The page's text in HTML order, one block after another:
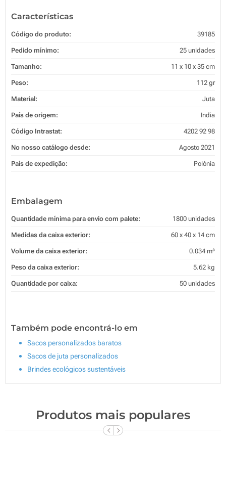
Características
Código do produto: 39185
Pedido mínimo: 25 unidades
Tamanho: 11 x 10 x 35 cm
Peso: 112 gr
Material: Juta
País de origem: India
Código Intrastat: 4202 92 98
No nosso catálogo desde: Agosto 2021
País de expedição: Polónia
Embalagem
Quantidade mínima para envio com palete: 1800 unidades
Medidas da caixa exterior: 60 x 40 x 14 cm
Volume da caixa exterior: 0.034 m³
Peso da caixa exterior: 5.62 kg
Quantidade por caixa: 50 unidades
Também pode encontrá-lo em
Sacos personalizados baratos
Sacos de juta personalizados
Brindes ecológicos sustentáveis
Produtos mais populares